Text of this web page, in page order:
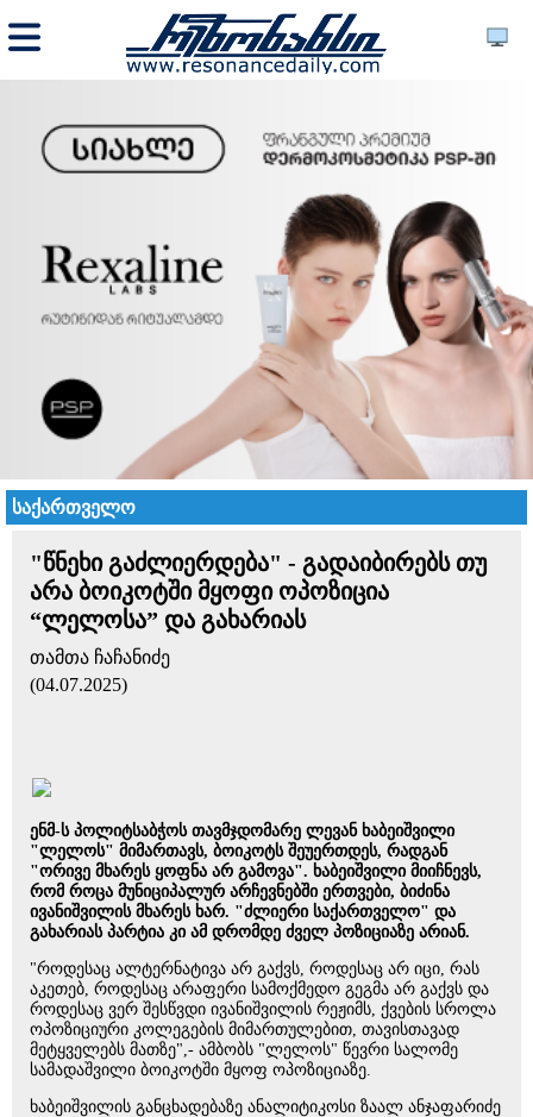
საქართველო
"წნეხი გაძლიერდება" - გადაიბირებს თუ
არა ბოიკოტში მყოფი ოპოზიცია
“ლელოსა” და გახარიას
თამთა ჩაჩანიძე
(04.07.2025)
ენმ-ს პოლიტსაბჭოს თავმჯდომარე ლევან ხაბეიშვილი
"ლელოს" მიმართავს, ბოიკოტს შეუერთდეს, რადგან
"ორივე მხარეს ყოფნა არ გამოვა". ხაბეიშვილი მიიჩნევს,
რომ როცა მუნიციპალურ არჩევნებში ერთვები, ბიძინა
ივანიშვილის მხარეს ხარ. "ძლიერი საქართველო" და
გახარიას პარტია კი ამ დრომდე ძველ პოზიციაზე არიან.
"როდესაც ალტერნატივა არ გაქვს, როდესაც არ იცი, რას
აკეთებ, როდესაც არაფერი სამოქმედო გეგმა არ გაქვს და
როდესაც ვერ შესწვდი ივანიშვილის რეჟიმს, ქვების სროლა
ოპოზიციური კოლეგების მიმართულებით, თავისთავად
მეტყველებს მათზე",- ამბობს "ლელოს" წევრი სალომე
სამადაშვილი ბოიკოტში მყოფ ოპოზიციაზე.
ხაბეიშვილის განცხადებაზე ანალიტიკოსი ზაალ ანჯაფარიძე